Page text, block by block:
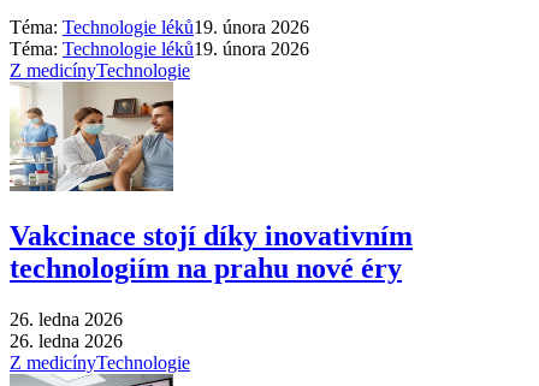
Téma: Technologie léků19. února 2026
Téma: Technologie léků19. února 2026
Z medicínyTechnologie
Vakcinace stojí díky inovativním
technologiím na prahu nové éry
26. ledna 2026
26. ledna 2026
Z medicínyTechnologie